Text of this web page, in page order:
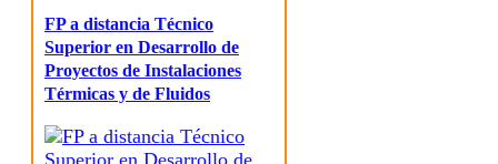
FP a distancia Técnico
Superior en Desarrollo de
Proyectos de Instalaciones
Térmicas y de Fluidos